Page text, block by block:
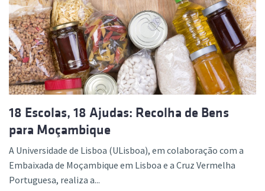
18 Escolas, 18 Ajudas: Recolha de Bens
para Moçambique
A Universidade de Lisboa (ULisboa), em colaboração com a
Embaixada de Moçambique em Lisboa e a Cruz Vermelha
Portuguesa, realiza a...